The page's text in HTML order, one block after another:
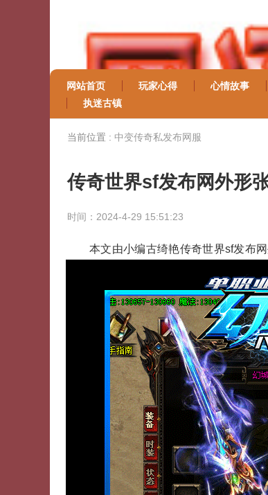
网站首页 玩家心得 心情故事
执迷古镇
当前位置 : 中变传奇私发布网服
传奇世界sf发布网外形
时间：2024-4-29 15:51:23
本文由小编古绮艳传奇世界sf发布